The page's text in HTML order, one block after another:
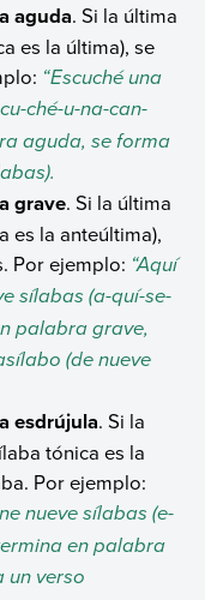
aguda. Si la última
es la última), se
“Escuché una
ché-u-na-can-
aguda, se forma
grave. Si la última
es la anteúltima),
Por ejemplo: “Aquí
sílabas (a-quí-se-
palabra grave,
(de nueve
esdrújula. Si la
tónica es la
Por ejemplo:
nueve sílabas (e-
en palabra
un verso